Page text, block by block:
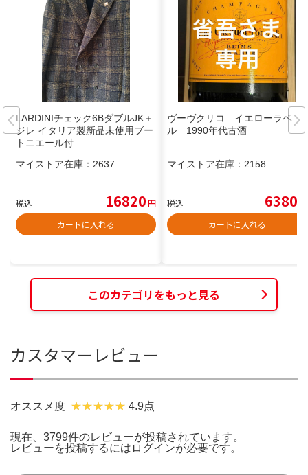
LARDINIチェック6BダブルJK＋
ジレ イタリア製新品未使用ブー
トニエール付
マイストア在庫： 2637
税込 16820円
カートに入れる
ヴーヴクリコ イエローラベ
ル 1990年代古酒
マイストア在庫： 2158
税込 6380
カートに入れる
このカテゴリをもっと見る
カスタマーレビュー
オススメ度 4.9点
現在、3799件のレビューが投稿されています。
レビューを投稿するには ログインが必要です。